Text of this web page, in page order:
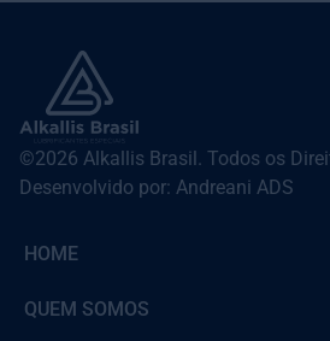
©2026 Alkallis Brasil. Todos os
Desenvolvido por: Andreani ADS
HOME
QUEM SOMOS